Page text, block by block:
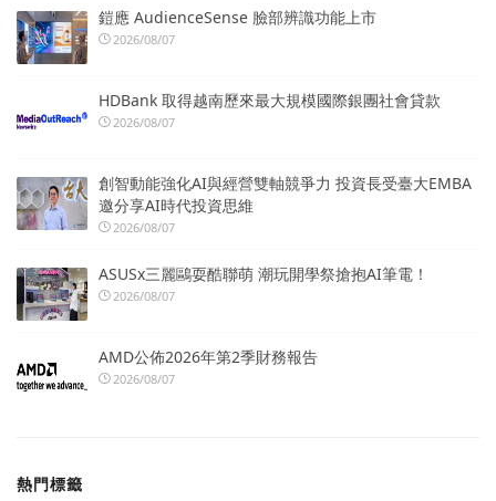
鎧應 AudienceSense 臉部辨識功能上市
2026/08/07
HDBank 取得越南歷來最大規模國際銀團社會貸款
2026/08/07
創智動能強化AI與經營雙軸競爭力 投資長受臺大EMBA
邀分享AI時代投資思維
2026/08/07
ASUSx三麗鷗耍酷聯萌 潮玩開學祭搶抱AI筆電！
2026/08/07
AMD公佈2026年第2季財務報告
2026/08/07
熱門標籤